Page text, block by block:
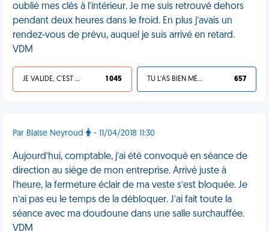
oublié mes clés à l’intérieur. Je me suis retrouvé dehors
pendant deux heures dans le froid. En plus j’avais un
rendez-vous de prévu, auquel je suis arrivé en retard.
VDM
JE VALIDE, C'EST UNE VDM 1 045 TU L'AS BIEN MÉRITÉ 657
Par Blaise Neyroud - 11/04/2018 11:30
Aujourd’hui, comptable, j’ai été convoqué en séance de
direction au siège de mon entreprise. Arrivé juste à
l’heure, la fermeture éclair de ma veste s’est bloquée. Je
n’ai pas eu le temps de la débloquer. J’ai fait toute la
séance avec ma doudoune dans une salle surchauffée.
VDM